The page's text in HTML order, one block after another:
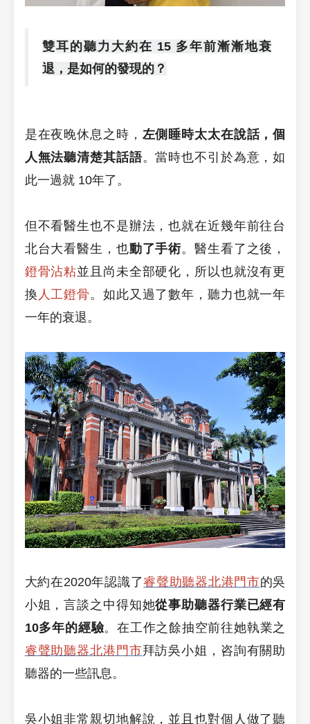
雙耳的聽力大約在 15 多年前漸漸地衰
退，是如何的發現的？
是在夜晚休息之時， 左側睡時太太在說話，個
人無法聽清楚其話語。當時也不引於為意，如
此一過就 10年了。
但不看醫生也不是辦法，也就在近幾年前往台
北台大看醫生，也動了手術。醫生看了之後，
鐙骨沾粘並且尚未全部硬化，所以也就沒有更
換 人工鐙骨。如此又過了數年，聽力也就一年
一年的衰退。
大約在2020年認識了睿聲助聽器北港門市的吳
小姐，言談之中得知她從事助聽器行業已經有
10多年的經驗。在工作之餘抽空前往她執業之
睿聲助聽器北港門市拜訪吳小姐，咨詢有關助
聽器的一些訊息。
吳小姐非常親切地解說，並且也對個人做了聽